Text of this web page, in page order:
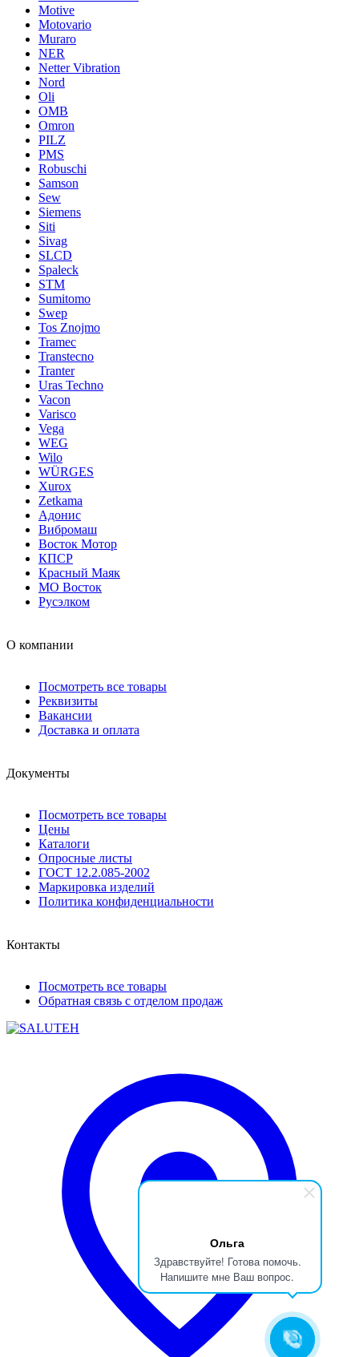
Ольга
Здравствуйте! Готова помочь.
Напишите мне Ваш вопрос.
Motive
Motovario
Muraro
NER
Netter Vibration
Nord
Oli
OMB
Omron
PILZ
PMS
Robuschi
Samson
Sew
Siemens
Siti
Sivag
SLCD
Spaleck
STM
Sumitomo
Swep
Tos Znojmo
Tramec
Transtecno
Tranter
Uras Techno
Vacon
Varisco
Vega
WEG
Wilo
WÜRGES
Xurox
Zetkama
Адонис
Вибромаш
Восток Мотор
КПСР
Красный Маяк
МО Восток
Русэлком
О компании
Посмотреть все товары
Реквизиты
Вакансии
Доставка и оплата
Документы
Посмотреть все товары
Цены
Каталоги
Опросные листы
ГОСТ 12.2.085-2002
Маркировка изделий
Политика конфиденциальности
Контакты
Посмотреть все товары
Обратная связь с отделом продаж